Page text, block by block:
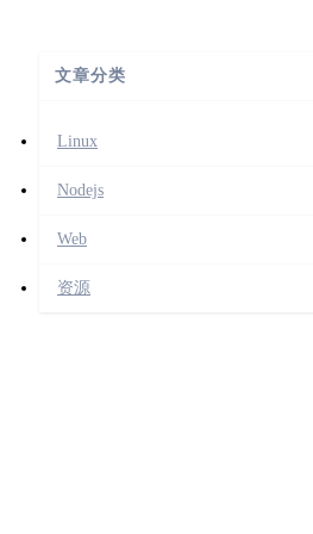
文章分类
Linux
Nodejs
Web
资源